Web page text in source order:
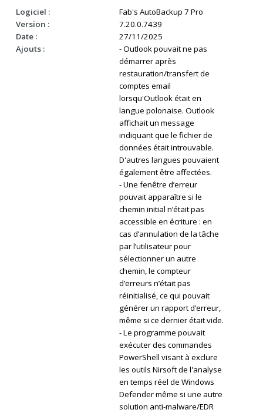
Logiciel :
Fab's AutoBackup 7 Pro
Version :
7.20.0.7439
Date :
27/11/2025
Ajouts :
- Outlook pouvait ne pas
démarrer après
restauration/transfert de
comptes email
lorsqu'Outlook était en
langue polonaise. Outlook
affichait un message
indiquant que le fichier de
données était introuvable.
D'autres langues pouvaient
également être affectées.
- Une fenêtre d’erreur
pouvait apparaître si le
chemin initial n’était pas
accessible en écriture : en
cas d’annulation de la tâche
par l’utilisateur pour
sélectionner un autre
chemin, le compteur
d’erreurs n’était pas
réinitialisé, ce qui pouvait
générer un rapport d’erreur,
même si ce dernier était vide.
- Le programme pouvait
exécuter des commandes
PowerShell visant à exclure
les outils Nirsoft de l'analyse
en temps réel de Windows
Defender même si une autre
solution anti-malware/EDR